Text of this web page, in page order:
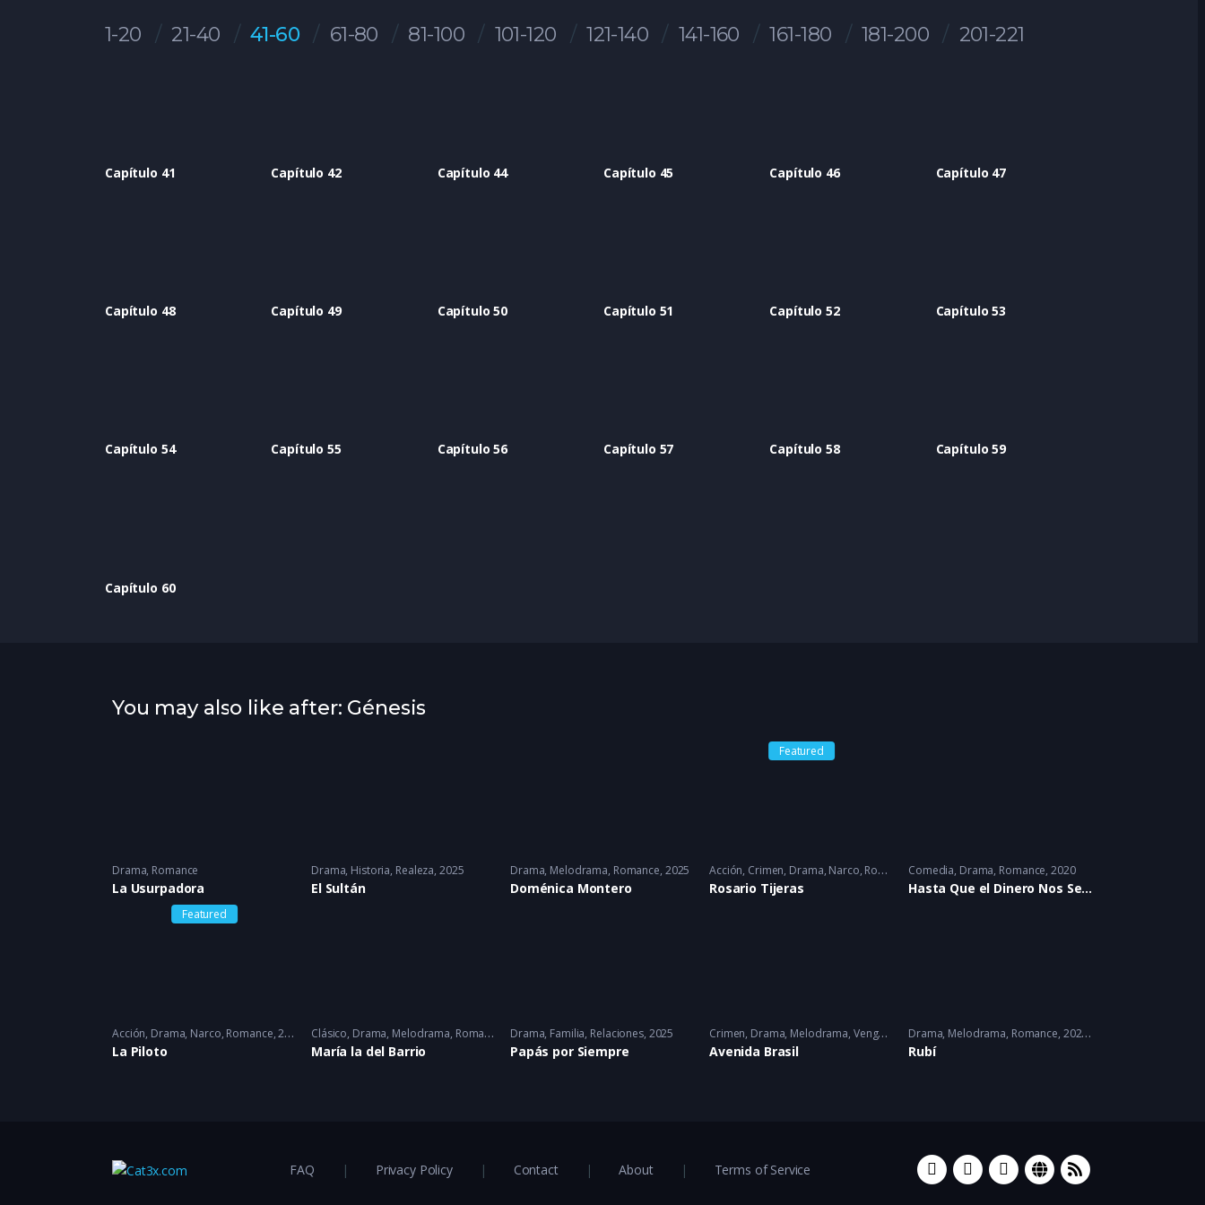
1-20 21-40 41-60 61-80 81-100 101-120 121-140 141-160 161-180 181-200 201-221
Capítulo 41 Capítulo 42 Capítulo 44 Capítulo 45 Capítulo 46 Capítulo 47
Capítulo 48 Capítulo 49 Capítulo 50 Capítulo 51 Capítulo 52 Capítulo 53
Capítulo 54 Capítulo 55 Capítulo 56 Capítulo 57 Capítulo 58 Capítulo 59
Capítulo 60
You may also like after: Génesis
Drama, Romance
La Usurpadora
Drama, Historia, Realeza 2025
El Sultán
Drama, Melodrama, Romance 2025
Doménica Montero
Featured
Acción, Crimen, Drama, Narco, Romance 2023
Rosario Tijeras
Comedia, Drama, Romance 2020
Hasta Que el Dinero Nos Separe
Featured
Acción, Drama, Narco, Romance 2022 - 2022
La Piloto
Clásico, Drama, Melodrama, Romance
María la del Barrio
Drama, Familia, Relaciones 2025
Papás por Siempre
Crimen, Drama, Melodrama, Venganza 2025
Avenida Brasil
Drama, Melodrama, Romance 2022 - 2022
Rubí
FAQ Privacy Policy Contact About Terms of Service